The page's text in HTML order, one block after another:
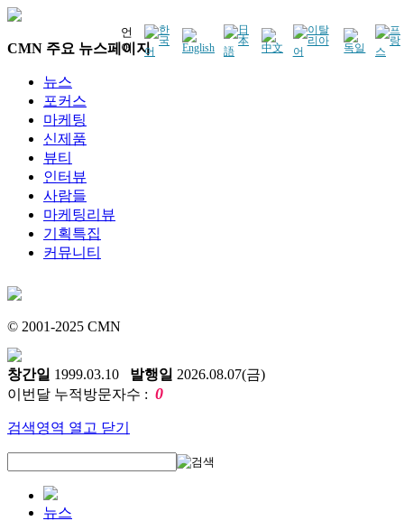
언
어
CMN 주요 뉴스페이지
뉴스
포커스
마케팅
신제품
뷰티
인터뷰
사람들
마케팅리뷰
기획특집
커뮤니티
© 2001-2025 CMN
창간일 1999.03.10 발행일 2026.08.07(금)
이번달 누적방문자수 : 0
검색영역 열고 닫기
뉴스